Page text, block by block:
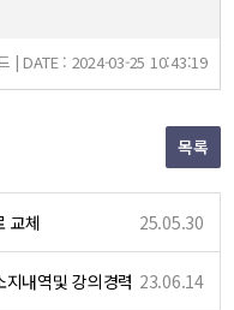
| DATE : 2024-03-25 10:43:19
목록
교체 25.05.30
내역및 강의경력 23.06.14